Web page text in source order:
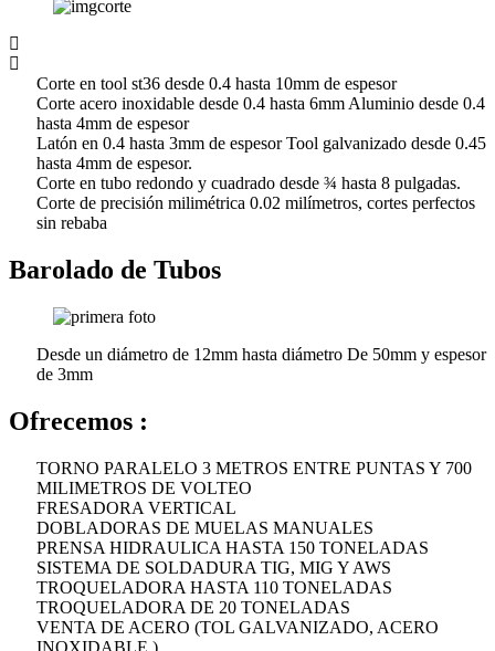
Corte en tool st36 desde 0.4 hasta 10mm de espesor
Corte acero inoxidable desde 0.4 hasta 6mm Aluminio desde 0.4
hasta 4mm de espesor
Latón en 0.4 hasta 3mm de espesor Tool galvanizado desde 0.45
hasta 4mm de espesor.
Corte en tubo redondo y cuadrado desde ¾ hasta 8 pulgadas.
Corte de precisión milimétrica 0.02 milímetros, cortes perfectos
sin rebaba
Barolado de Tubos
Desde un diámetro de 12mm hasta diámetro De 50mm y espesor
de 3mm
Ofrecemos :
TORNO PARALELO 3 METROS ENTRE PUNTAS Y 700
MILIMETROS DE VOLTEO
FRESADORA VERTICAL
DOBLADORAS DE MUELAS MANUALES
PRENSA HIDRAULICA HASTA 150 TONELADAS
SISTEMA DE SOLDADURA TIG, MIG Y AWS
TROQUELADORA HASTA 110 TONELADAS
TROQUELADORA DE 20 TONELADAS
VENTA DE ACERO (TOL GALVANIZADO, ACERO
INOXIDABLE )